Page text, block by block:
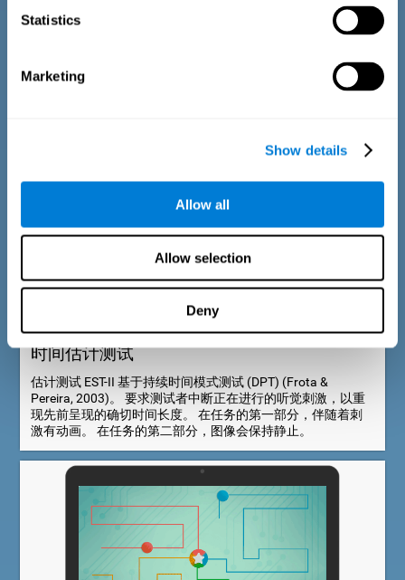
Statistics
Marketing
Show details
Allow all
Allow selection
Deny
COM-NAM 识别测试基于波士顿命名测试（Kaplan 等人，
的每个物体，测试者必须从三种可能性中选择：1）该物品是
首次出现在测试任务中；2）该物品上次出现时是以声音形式
时间估计测试
估计测试 EST-II 基于持续时间模式测试 (DPT) (Frota &
Pereira, 2003)。 要求测试者中断正在进行的听觉刺激，以重
现先前呈现的确切时间长度。 在任务的第一部分，伴随着刺
激有动画。 在任务的第二部分，图像会保持静止。